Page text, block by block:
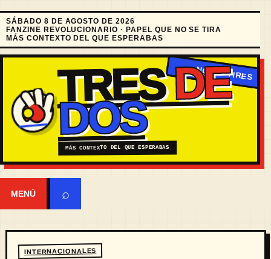
SÁBADO 8 DE AGOSTO DE 2026
FANZINE REVOLUCIONARIO · PAPEL QUE NO SE TIRA
MÁS CONTEXTO DEL QUE ESPERABAS
TRESDE
DOS
MÁS CONTEXTO DEL QUE ESPERABAS
MENÚ ⌕
INTERNACIONALES